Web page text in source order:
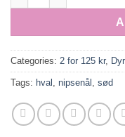
Categories: 2 for 125 kr, Dyr
Tags: hval , nipsenål , sød